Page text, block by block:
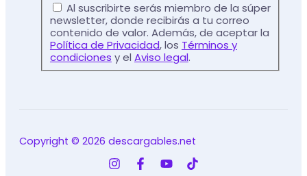
Al suscribirte serás miembro de la súper
newsletter, donde recibirás a tu correo
contenido de valor. Además, de aceptar la
Política de Privacidad, los Términos y
condiciones y el Aviso legal.
Copyright © 2026 descargables.net